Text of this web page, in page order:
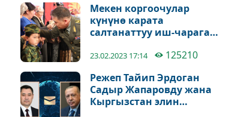
Мекен коргоочулар
күнүнө карата
салтанаттуу иш-чарага
Камчыбек Ташиев
23.02.2023 17:14
125210
Режеп Тайип Эрдоган
Садыр Жапаровду жана
Кыргызстан элин